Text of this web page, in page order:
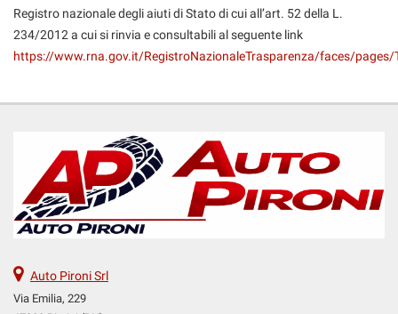
Registro nazionale degli aiuti di Stato di cui all’art. 52 della L.
234/2012 a cui si rinvia e consultabili al seguente link
https://www.rna.gov.it/RegistroNazionaleTrasparenza/faces/pages/
Auto Pironi Srl
Via Emilia, 229
Puoi
rivedere
e
qualsiasi
momento.